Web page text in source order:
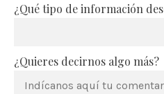
¿Qué tipo de información
¿Quieres decirnos algo más?